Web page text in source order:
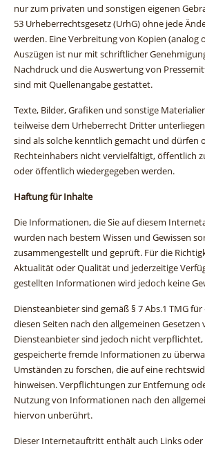
nur zum privaten und sonstigen eigenen
53 Urheberrechtsgesetz (UrhG) ohne jede
werden. Eine Verbreitung von Kopien (analog
Auszügen ist nur mit schriftlicher
Nachdruck und die Auswertung von
sind mit Quellenangabe gestattet.
Texte, Bilder, Grafiken und sonstige
teilweise dem Urheberrecht Dritter
sind als solche kenntlich gemacht und dürfen
Rechteinhabers nicht vervielfältigt, öffentlich
oder öffentlich wiedergegeben werden.
Haftung für Inhalte
Die Informationen, die Sie auf diesem
wurden nach bestem Wissen und Gewissen
zusammengestellt und geprüft. Für die
Aktualität oder Qualität und jederzeitige
gestellten Informationen wird jedoch keine
Diensteanbieter sind gemäß § 7 Abs.1 TMG
diesen Seiten nach den allgemeinen
Diensteanbieter sind jedoch nicht
gespeicherte fremde Informationen zu
Umständen zu forschen, die auf eine
hinweisen. Verpflichtungen zur Entfernung
Nutzung von Informationen nach den
hiervon unberührt.
Dieser Internetauftritt enthält auch Links oder